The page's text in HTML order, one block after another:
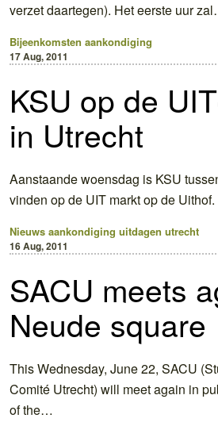
verzet daartegen). Het eerste uur
Bijeenkomsten aankondiging
17 Aug, 2011
KSU op de
in Utrecht
Aanstaande woensdag is KSU
vinden op de UIT markt op de
Nieuws aankondiging uitdagen utrecht
16 Aug, 2011
SACU meets
Neude square
This Wednesday, June 22, SACU
Comité Utrecht) will meet again in
of the…